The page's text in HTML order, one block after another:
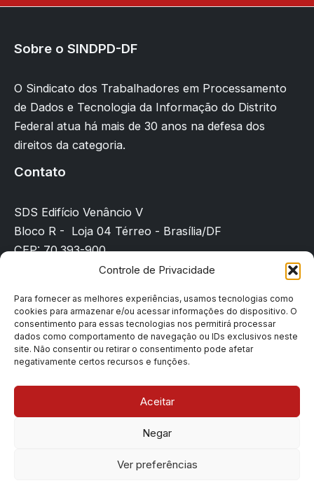
Controle de Privacidade
Para fornecer as melhores experiências, usamos tecnologias como
cookies para armazenar e/ou acessar informações do dispositivo. O
consentimento para essas tecnologias nos permitirá processar
dados como comportamento de navegação ou IDs exclusivos neste
site. Não consentir ou retirar o consentimento pode afetar
negativamente certos recursos e funções.
Aceitar
Negar
Ver preferências
Sobre o SINDPD-DF
O Sindicato dos Trabalhadores em Processamento
de Dados e Tecnologia da Informação do Distrito
Federal atua há mais de 30 anos na defesa dos
direitos da categoria.
Contato
SDS Edifício Venâncio V
Bloco R - Loja 04 Térreo - Brasília/DF
CEP: 70.393-900
Página inicial
Notícias
Filiação
Contato
Denúncias
Copyright © 2026 Sindpd-df | Todos os direitos